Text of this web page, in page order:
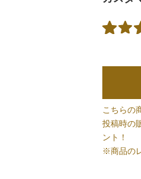
こちらの
投稿時の
ント！
※商品の